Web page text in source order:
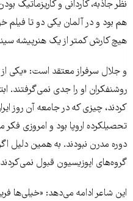
نظر جاذبه، کاردانی و کاریزماتیک
هم بود و در آلمان یکی دو تا فیلم
هیچ کارش کمتر از یک هنرپیشه
و جلال سرفراز معتقد است: «یکی
روشنفکران او را جدی نمی‌گرفتند.
کردند، چیزی که در جامعه آن روز
تحصیلکرده اروپا بود و امروزی فکر
دوره مدرن نبودند. به همین دلیل
گروه‌های اپوزیسیون قبول
این شاعر ادامه می‌دهد: «خیلی‌ها